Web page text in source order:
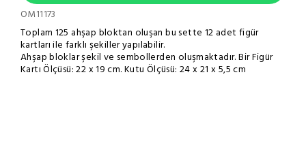
OM11173
Toplam 125 ahşap bloktan oluşan bu sette 12 adet figür
kartları ile farklı şekiller yapılabilir.
Ahşap bloklar şekil ve sembollerden oluşmaktadır. Bir Figür
Kartı Ölçüsü: 22 x 19 cm. Kutu Ölçüsü: 24 x 21 x 5,5 cm